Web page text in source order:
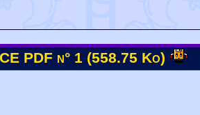
PDF n° 1 (558.75 Ko)